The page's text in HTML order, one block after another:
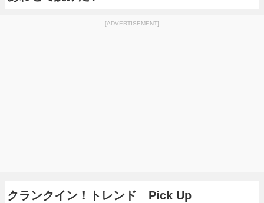
[ADVERTISEMENT]
クランクイン！トレンド Pick Up